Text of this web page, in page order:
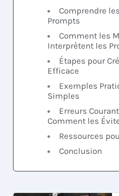
Comprendre
Prompts
Comment les
Interprètent les
Étapes pour
Efficace
Exemples
Simples
Erreurs
Comment les
Ressources
Conclusion